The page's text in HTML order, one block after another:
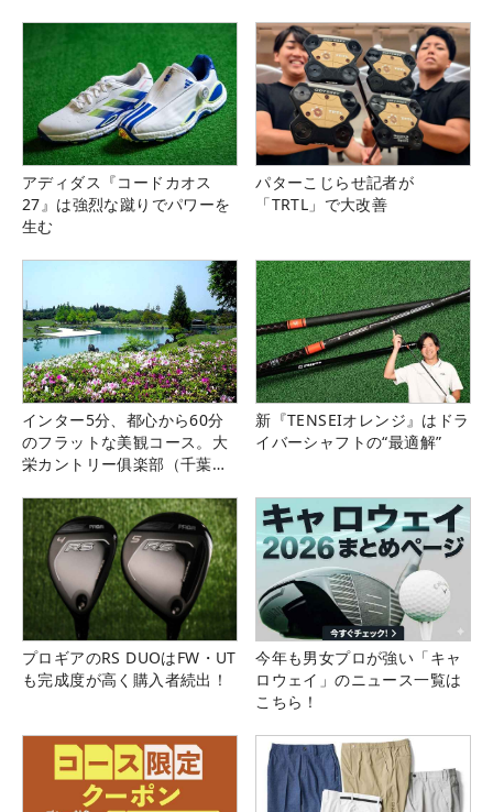
アディダス『コードカオス
27』は強烈な蹴りでパワーを
生む
パターこじらせ記者が
「TRTL」で大改善
インター5分、都心から60分
のフラットな美観コース。大
栄カントリー俱楽部（千葉
新『TENSEIオレンジ』はドラ
イバーシャフトの“最適解”
プロギアのRS DUOはFW・UT
も完成度が高く購入者続出！
今年も男女プロが強い「キャ
ロウェイ」のニュース一覧は
こちら！